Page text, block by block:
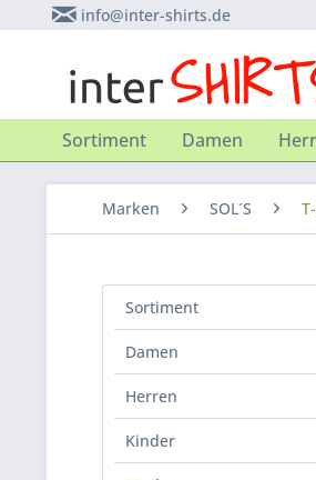
info@inter-shirts.de
Sortiment Damen
Marken SOL´S
Sortiment
Damen
Herren
Kinder